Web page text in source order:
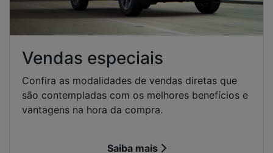
Basalt
Aircross
C3
Citroën Jumpy
Citroën Jumper